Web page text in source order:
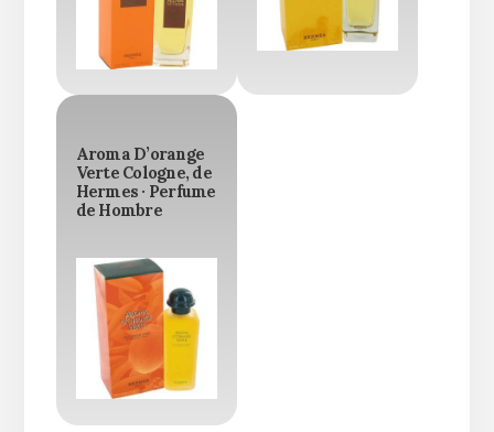
Aroma D’orange
Verte Cologne, de
Hermes · Perfume
de Hombre